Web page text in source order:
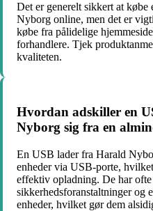
Det er generelt sikkert at
Nyborg online, men det er
købe fra pålidelige
forhandlere. Tjek
kvaliteten.
Hvordan adskiller en
Nyborg sig fra en
En USB lader fra Harald
enheder via USB-porte,
effektiv opladning. De har
sikkerhedsforanstaltninger og
enheder, hvilket gør dem